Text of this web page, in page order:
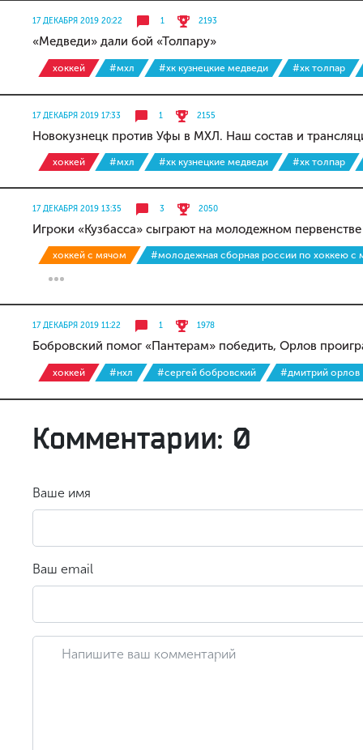
17 ДЕКАБРЯ 2019 20:22 1 2193
«Медведи» дали бой «Толпару»
хоккей #мхл #хк кузнецкие медведи #хк толпар
17 ДЕКАБРЯ 2019 17:33 1 2155
Новокузнецк против Уфы в МХЛ. Наш состав и
хоккей #мхл #хк кузнецкие медведи #хк толпар
17 ДЕКАБРЯ 2019 13:35 3 2050
Игроки «Кузбасса» сыграют на молодежном
хоккей с мячом #молодежная сборная россии по хоккею с
17 ДЕКАБРЯ 2019 11:22 1 1978
Бобровский помог «Пантерам» победить, Орлов
хоккей #нхл #сергей бобровский #дмитрий орлов
Комментарии: 0
Ваше имя
Ваш email